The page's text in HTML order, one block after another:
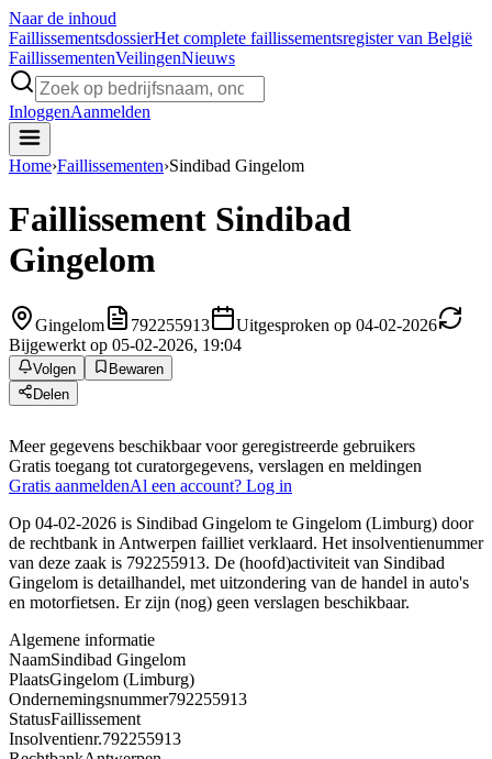
Naar de inhoud
FaillissementsdossierHet complete faillissementsregister van België
FaillissementenVeilingenNieuws
InloggenAanmelden
Home›Faillissementen›Sindibad Gingelom
Faillissement Sindibad
Gingelom
Gingelom 792255913
Uitgesproken op 04-02-2026
Bijgewerkt op 05-02-2026, 19:04
Volgen
Bewaren
Delen
Meer gegevens beschikbaar voor geregistreerde gebruikers
Gratis toegang tot curatorgegevens, verslagen en meldingen
Gratis aanmeldenAl een account? Log in
Op 04-02-2026 is Sindibad Gingelom te Gingelom (Limburg) door
de rechtbank in Antwerpen failliet verklaard. Het insolventienummer
van deze zaak is 792255913. De (hoofd)activiteit van Sindibad
Gingelom is detailhandel, met uitzondering van de handel in auto's
en motorfietsen. Er zijn (nog) geen verslagen beschikbaar.
Algemene informatie
NaamSindibad Gingelom
PlaatsGingelom (Limburg)
Ondernemingsnummer792255913
StatusFaillissement
Insolventienr.792255913